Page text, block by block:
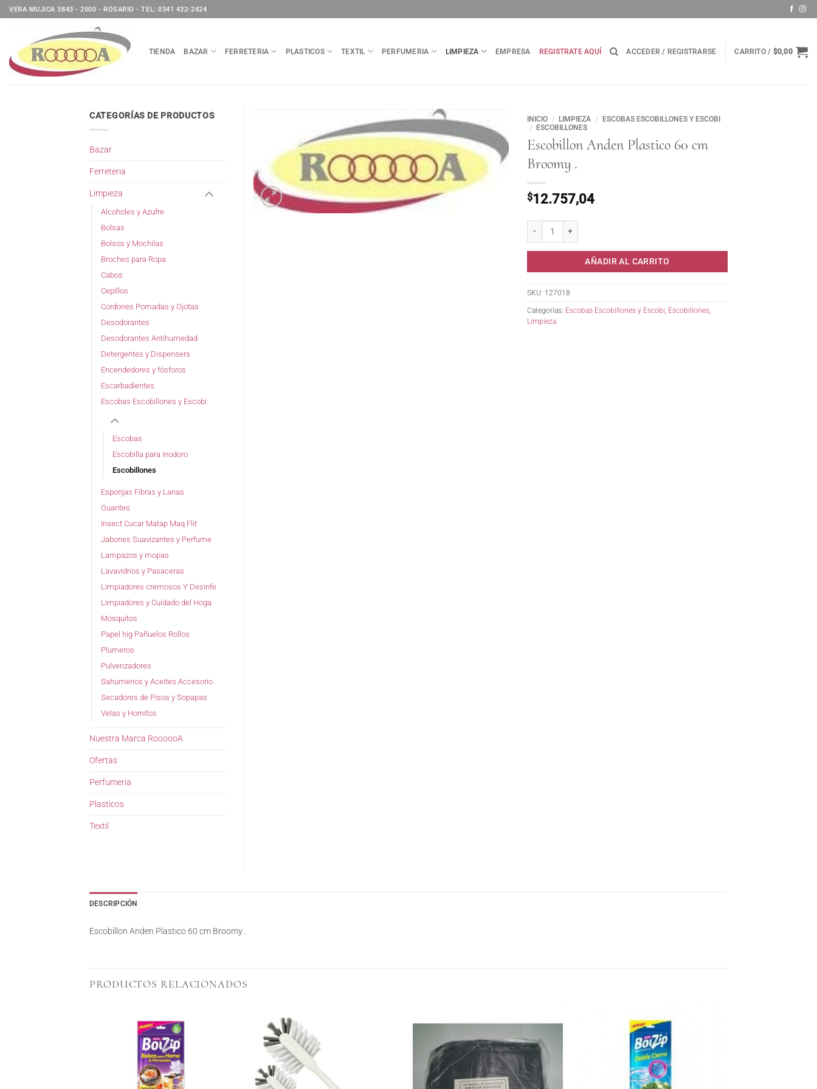
Saltar
al
VERA MUJICA 3843 - 2000 - ROSARIO - TEL: 0341 432-2424
TIENDA BAZAR FERRETERIA PLASTICOS TEXTIL PERFUMERIA LIMPIEZA EMPRESA REGISTRATE AQUÍ ACCEDER / REGISTRARSE CARRITO / $0,00
INICIO / LIMPIEZA /
ESCOBAS ESCOBILLONES Y ESCOBI
/
ESCOBILLONES
Escobillon Anden Plastico 60 cm
Broomy .
$12.757,04
AÑADIR AL CARRITO
SKU: 127018
Categorías: Escobas Escobillones y Escobi Escobillones
Limpieza
CATEGORÍAS DE PRODUCTOS
Bazar
Ferreteria
Limpieza
Alcoholes y Azufre
Bolsas
Bolsos y Mochilas
Broches para Ropa
Cabos
Cepillos
Cordones Pomadas y Ojotas
Desodorantes
Desodorantes Antihumedad
Detergentes y Dispensers
Encendedores y fósforos
Escarbadientes
Escobas Escobillones y Escobi
Escobas
Escobilla para Inodoro
Escobillones
Esponjas Fibras y Lanas
Guantes
Insect Cucar Matap Maq Flit
Jabones Suavizantes y Perfume
Lampazos y mopas
Lavavidrios y Pasaceras
Limpiadores cremosos Y Desinfe
Limpiadores y Cuidado del Hoga
Mosquitos
Papel hig Pañuelos Rollos
Plumeros
Pulverizadores
Sahumerios y Aceites Accesorio
Secadores de Pisos y Sopapas
Velas y Hornitos
Nuestra Marca RoooooA
Ofertas
Perfumeria
Plasticos
Textil
DESCRIPCIÓN
Escobillon Anden Plastico 60 cm Broomy .
PRODUCTOS RELACIONADOS